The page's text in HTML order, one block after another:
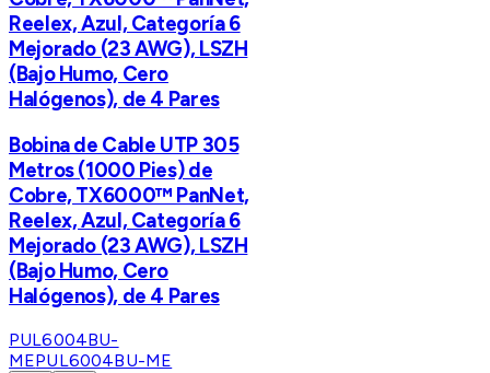
Reelex, Azul, Categoría 6
Mejorado (23 AWG), LSZH
(Bajo Humo, Cero
Halógenos), de 4 Pares
Bobina de Cable UTP 305
Metros (1000 Pies) de
Cobre, TX6000™ PanNet,
Reelex, Azul, Categoría 6
Mejorado (23 AWG), LSZH
(Bajo Humo, Cero
Halógenos), de 4 Pares
PUL6004BU-
MEPUL6004BU-ME